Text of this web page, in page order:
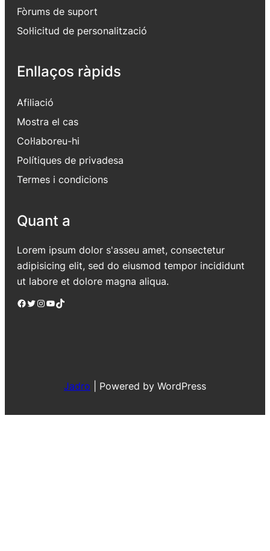
Fòrums de suport
Sol·licitud de personalització
Enllaços ràpids
Afiliació
Mostra el cas
Col·laboreu-hi
Polítiques de privadesa
Termes i condicions
Quant a
Lorem ipsum dolor s'asseu amet, consectetur
adipisicing elit, sed do eiusmod tempor incididunt
ut labore et dolore magna aliqua.
Facebook Twitter Instagram YouTube TikTok
Jadro Powered by WordPress